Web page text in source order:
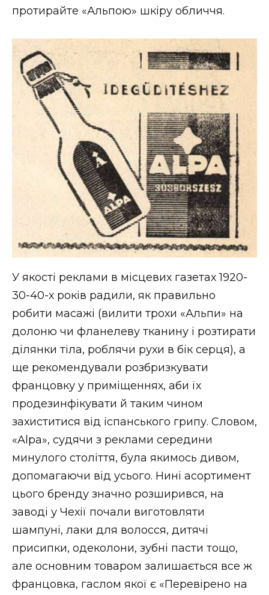
протирайте «Альпою» шкіру обличчя.
У якості реклами в місцевих газетах 1920-
30-40-х років радили, як правильно
робити масажі (вилити трохи «Альпи» на
долоню чи фланелеву тканину і розтирати
ділянки тіла, роблячи рухи в бік серця), а
ще рекомендували розбризкувати
францовку у приміщеннях, аби їх
продезинфікувати й таким чином
захиститися від іспанського грипу. Словом,
«Alpa», судячи з реклами середини
минулого століття, була якимось дивом,
допомагаючи від усього. Нині асортимент
цього бренду значно розширився, на
заводі у Чехії почали виготовляти
шампуні, лаки для волосся, дитячі
присипки, одеколони, зубні пасти тощо,
але основним товаром залишається все ж
францовка, гаслом якої є «Перевірено на